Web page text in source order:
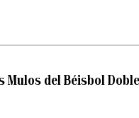
Mulos del Béisbol